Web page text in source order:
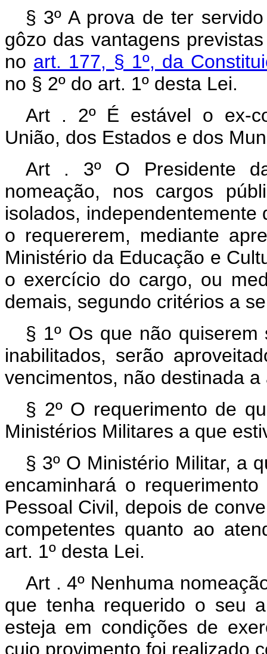
§ 3º A prova de ter
gôzo das vantagens
no art. 177, § 1º, da
no § 2º do art. 1º desta Lei.
Art . 2º É estável o ex-
União, dos Estados e dos
Art . 3º O Presidente
nomeação, nos cargos
isolados,
o requererem, mediante
Ministério da Educação e
o exercício do cargo, ou
demais, segundo critérios a
§ 1º Os que não
inabilitados, serão
vencimentos, não destinada a
§ 2º O requerimento de
Ministérios Militares a que
§ 3º O Ministério Militar, a
encaminhará o
Pessoal Civil, depois de
competentes quanto ao
art. 1º desta Lei.
Art . 4º Nenhuma
que tenha requerido o seu
esteja em condições de
cujo provimento foi realizado